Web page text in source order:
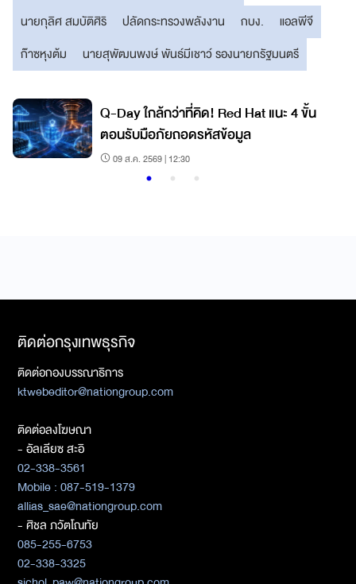
นายกุลิศ สมบัติศิริ
ปลัดกระทรวงพลังงาน กบง.
แอลพีจี
ก๊าซหุงต้ม
นายสุพัฒนพงษ์ พันธ์มีเชาว์ รองนายกรัฐมนตรี
Q-Day ใกล้กว่าที่คิด! Red Hat แนะ 4 ขั้น
ตอนรับมือภัยถอดรหัสข้อมูล
09 ส.ค. 2569 | 12:30
ติดต่อกรุงเทพธุรกิจ
ติดต่อกองบรรณาธิการ
ktwebeditor@nationgroup.com
ติดต่อลงโฆษณา
- อัลเลียซ สะอิ
02-338-3561
Mobile : 087-519-1379
allias_sae@nationgroup.com
- ศิชล ภวัตโณทัย
085-255-6753
02-338-3325